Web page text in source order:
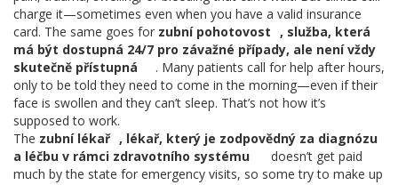
charge it—sometimes even when you have a valid insurance
card. The same goes for zubní pohotovost , služba, která
má být dostupná 24/7 pro závažné případy, ale není vždy
skutečně přístupná
. Many patients call for help after hours,
only to be told they need to come in the morning—even if their
face is swollen and they can’t sleep. That’s not how it’s
supposed to work.
The zubní lékař , lékař, který je zodpovědný za diagnózu
a léčbu v rámci zdravotního systému
doesn’t get paid
much by the state for emergency visits, so some try to make up